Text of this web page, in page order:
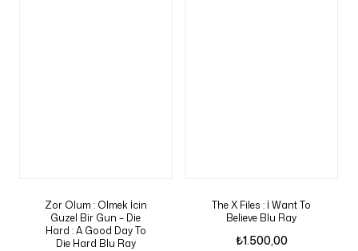
Zor Olum : Olmek İcin
Guzel Bir Gun – Die
Hard : A Good Day To
Die Hard Blu Ray
The X Files : İ Want To
Believe Blu Ray
₺1.500,00